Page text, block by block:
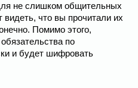
не слишком общительных
что вы прочитали их
Помимо этого,
по
и будет шифровать